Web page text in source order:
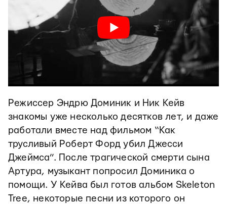
Режиссер Эндрю Доминик и Ник Кейв
знакомы уже несколько десятков лет, и даже
работали вместе над фильмом “Как
трусливый Роберт Форд убил Джесси
Джеймса”. После трагической смерти сына
Артура, музыкант попросил Доминика о
помощи. У Кейва был готов альбом Skeleton
Tree, некоторые песни из которого он